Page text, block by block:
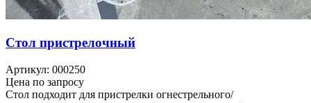
Стол пристрелочный
Артикул: 000250
Цена по запросу
Стол подходит для пристрелки огнестрельного/